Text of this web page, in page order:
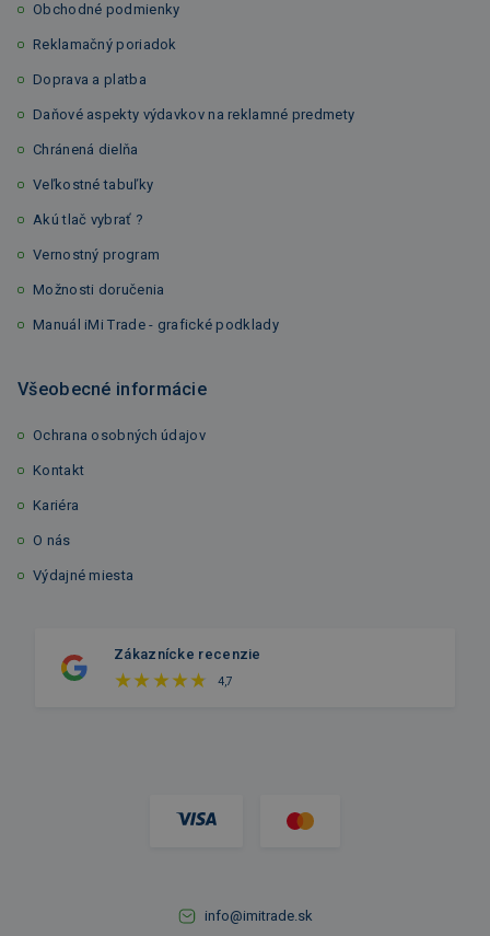
Obchodné podmienky
Reklamačný poriadok
Doprava a platba
Daňové aspekty výdavkov na reklamné predmety
Chránená dielňa
Veľkostné tabuľky
Akú tlač vybrať ?
Vernostný program
Možnosti doručenia
Manuál iMi Trade - grafické podklady
Všeobecné informácie
Ochrana osobných údajov
Kontakt
Kariéra
O nás
Výdajné miesta
Zákaznícke recenzie
4,7
info@imitrade.sk